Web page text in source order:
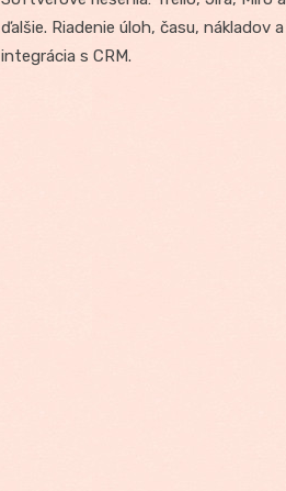
ďalšie. Riadenie úloh, času, nákladov a
integrácia s CRM.